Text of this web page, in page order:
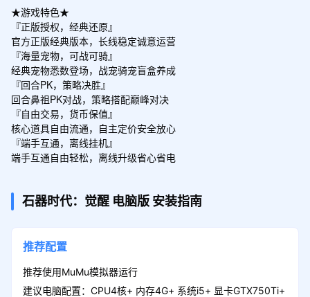
★游戏特色★
『正版授权，经典还原』
官方正版经典版本，长线稳定诚意运营
『海量宠物，可战可骑』
经典宠物悉数登场，战宠骑宠盲盒养成
『回合PK，策略决胜』
回合鼻祖PK对战，策略搭配巅峰对决
『自由交易，货币保值』
核心道具自由流通，自主定价安全放心
『端手互通，离线挂机』
端手互通自由轻松，离线升级省心省电
石器时代：觉醒 电脑版 安装指南
推荐配置
推荐使用MuMu模拟器运行
建议电脑配置：CPU4核+ 内存4G+ 系统i5+ 显卡GTX750Ti+